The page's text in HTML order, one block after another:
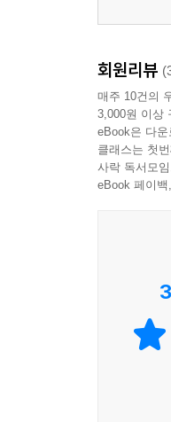
회원리뷰
매주 10건의
3,000원 이상
eBook은 다
클래스는 첫
사락 독서모
eBook 페이
3